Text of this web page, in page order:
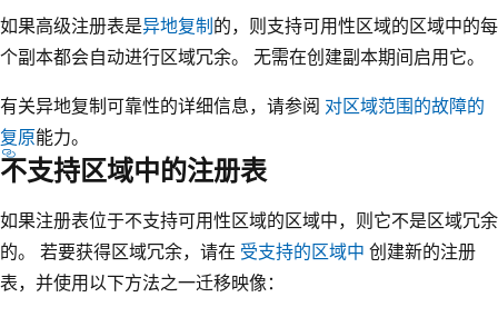
如果高级注册表是异地复制的，则支持可用性区域的区域中的每
个副本都会自动进行区域冗余。 无需在创建副本期间启用它。
有关异地复制可靠性的详细信息，请参阅 对区域范围的故障的
复原能力。
不支持区域中的注册表
如果注册表位于不支持可用性区域的区域中，则它不是区域冗余
的。 若要获得区域冗余，请在 受支持的区域中 创建新的注册
表，并使用以下方法之一迁移映像：